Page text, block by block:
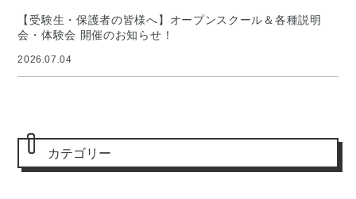
【受験生・保護者の皆様へ】オープンスクール＆各種説明
会・体験会 開催のお知らせ！
2026.07.04
カテゴリー